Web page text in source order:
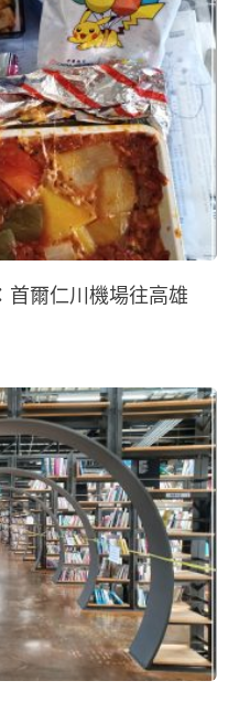
爾仁川機場往高雄